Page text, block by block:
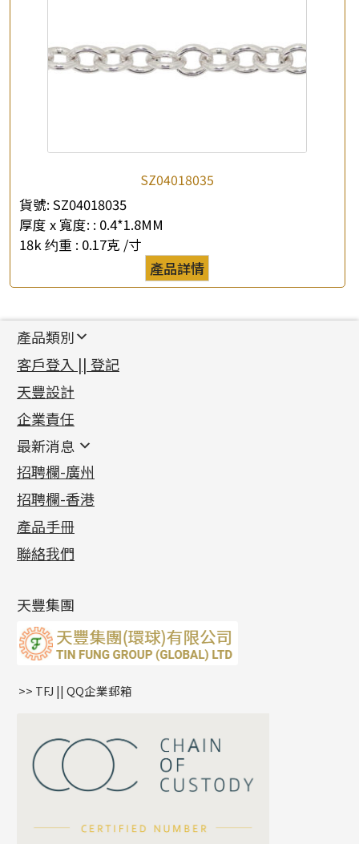
SZ04018035
貨號: SZ04018035
厚度 x 寬度: : 0.4*1.8MM
18k 约重 : 0.17克 /寸
產品詳情
產品類別
新產品
足金系列
足金配件
機織鏈系列
珠仔鏈
镶口链
管狀網鏈
十字車花鏈系列
十字閃O鏈系列
十字錘打鏈系列
側身車花鏈系列
側身鏈系列
雙十字鏈系列
水波鏈系列
蛇骨鏈系列
鏈尾系列
嘴唇鏈系列
S車花鏈系列
珍珠鏈系列
坦克鏈系列
滿天星鏈系列
方假繩鏈系列
首飾配件
耳環類配件
卷迫系列
螺絲迫系列
梅花迫系列
平臺迫系列
綫拍系列
美拍系列
耳環扣系列
耳綫/耳鈎系列
耳環爪頭
耳環
鏈類配件
動感車花吊墜
調節珠系列
生圈扣系列
龍蝦扣系列
鴨俐制系列
字母吊墜
相盒吊墜
項鏈吊墜
生肖吊墜
星座吊墜
珠扣
其他類配件
珠盤系列
袖口鈕系列
焊片及鐳射綫
空心車花管
珠類配件
無孔光身珠
空心光身珠
無孔批花珠
鑲口類
四爪頭系列
六爪頭系列
車花片
動感車花片
鑲口戒指
鑲口手鏈系列
首飾系列
手镯系列
戒指系列
空心耳環
空心车花管首饰链
空心手鐲系列
貴金屬原料
千足金
記憶金屬系列
記憶戒指
拉簧珠珠手鏈
記憶鈦手鐲
客戶登入 || 登記
天豐設計
企業責任
最新消息
最新消息
各項證書(2)
相片集(9)
展覽會資訊
最新產品資訊
招聘欄-廣州
招聘欄-香港
產品手冊
聯絡我們
天豐集團
>> TFJ || QQ企業郵箱